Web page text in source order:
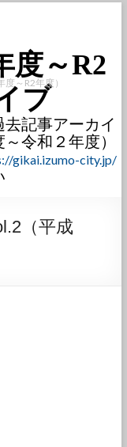
度～R2
ブ
～R2年度）
記事アーカイ
令和２年度）
gikai.izumo-city.jp/
（平成